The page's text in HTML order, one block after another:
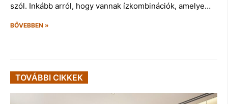
szól. Inkább arról, hogy vannak ízkombinációk, amelye…
BŐVEBBEN »
TOVÁBBI CIKKEK